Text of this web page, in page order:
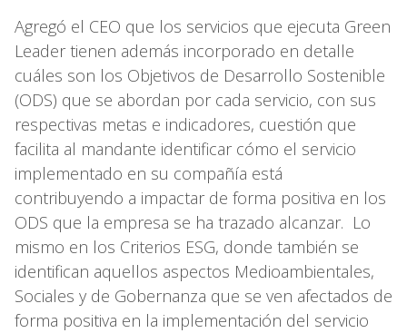
Agregó el CEO que los servicios que ejecuta Green
Leader tienen además incorporado en detalle
cuáles son los Objetivos de Desarrollo Sostenible
(ODS) que se abordan por cada servicio, con sus
respectivas metas e indicadores, cuestión que
facilita al mandante identificar cómo el servicio
implementado en su compañía está
contribuyendo a impactar de forma positiva en los
ODS que la empresa se ha trazado alcanzar. Lo
mismo en los Criterios ESG, donde también se
identifican aquellos aspectos Medioambientales,
Sociales y de Gobernanza que se ven afectados de
forma positiva en la implementación del servicio